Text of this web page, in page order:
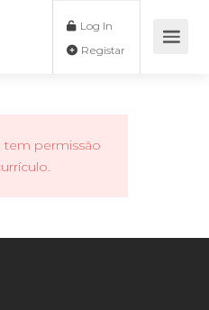
Log In
tem permissão